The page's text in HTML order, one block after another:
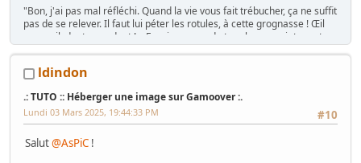
"Bon, j'ai pas mal réfléchi. Quand la vie vous fait trébucher, ça ne suffit
pas de se relever. Il faut lui péter les rotules, à cette grognasse ! Œil
pour œil, dent pour dent ! « Essaie un peu de te relever, maintenant,
traînée ! »" Caves Johnson, 1980
La présentation c'estICI
ldindon
.: TUTO :: Héberger une image sur Gamoover :.
#10
Lundi 03 Mars 2025, 19:44:33 PM
Salut@AsPiC !